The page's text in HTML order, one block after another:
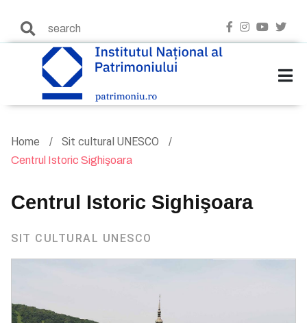
Home Sit cultural UNESCO
Centrul Istoric Sighişoara
Centrul Istoric Sighişoara
SIT CULTURAL UNESCO